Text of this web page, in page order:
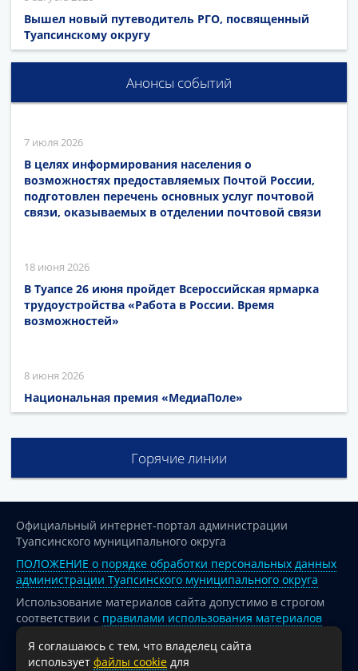
Вышел новый путеводитель РГО, посвященный
Туапсинскому округу
Анонсы событий
7 июля 2026
В целях информирования населения о
возможностях предоставляемых Почтой России,
подготовлен перечень основных услуг почтовой
связи, оказываемых в отделении почтовой связи
18 июня 2026
В Туапсе 26 июня пройдет Всероссийская ярмарка
трудоустройства «Работа в России. Время
возможностей»
8 июня 2026
Национальная премия «МедиаПоле»
Горячие линии
Официальный интернет-портал администрации
Туапсинского муниципального округа
ПОЛОЖЕНИЕ о порядке обработки персональных данных
администрации Туапсинского муниципального округа
Использование материалов сайта допустимо в строгом
соответствии с правилами использования материалов
опубликованных на сайте
При перепечатке и использовании информации ссылка
Я соглашаюсь с тем, что владелец сайта
использует файлы cookie для